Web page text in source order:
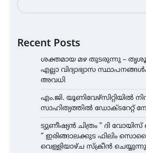
Recent Posts
ശക്തമായ മഴ തുടരുന്നു – തൃശൂർ
എല്ലാ വിദ്യാഭ്യാസ
അവധി
എം.ജി. യൂണിവേഴ്‌സിറ്റിയിൽ
സാഹിത്യത്തിൽ ഡോക്ടറേറ്റ്
ട്യുണീഷ്യൻ ചിത്രം ” ദി
” ഇരിങ്ങാലക്കുട ഫിലിം
വെള്ളിയാഴ്ച സ്‌ക്രീൻ ചെയ്യുന്നു